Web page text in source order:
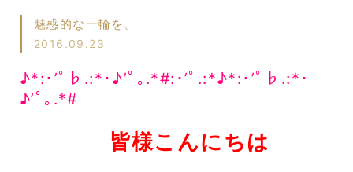
魅惑的な一輪を。
2016.09.23
♪*:･’ﾟ♭.:*･♪’ﾟ｡.*#:･’ﾟ.:*♪*:･’ﾟ♭.:*･
♪’ﾟ｡.*#
皆様こんにちは